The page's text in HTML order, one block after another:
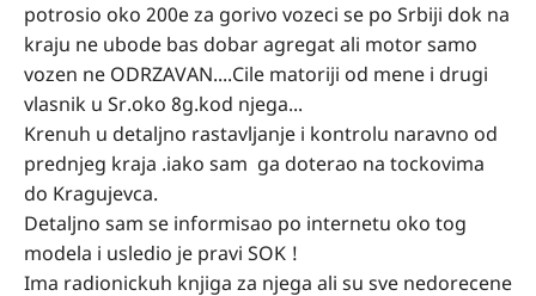
potrosio oko 200e za gorivo vozeci se po Srbiji dok na
kraju ne ubode bas dobar agregat ali motor samo
vozen ne ODRZAVAN....Cile matoriji od mene i drugi
vlasnik u Sr.oko 8g.kod njega...
Krenuh u detaljno rastavljanje i kontrolu naravno od
prednjeg kraja .iako sam ga doterao na tockovima
do Kragujevca.
Detaljno sam se informisao po internetu oko tog
modela i usledio je pravi SOK !
Ima radionickuh knjiga za njega ali su sve nedorecene